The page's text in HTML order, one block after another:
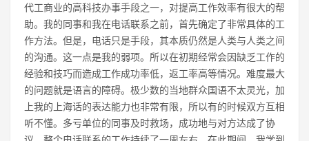
代工商业的高科技办事手段之一，对提高工作效率有很大的帮
助。我的同事和我在电话联系之前，首先确定了非常具体的工
作方法。但是，电话只是手段，其本质仍然是人类与人类之间
的沟通。这一点是我的弱项。所以在初期经常会因缺乏工作的
经验和技巧而造成工作成功率低，返工率高等情况。难度最大
的问题就是语言的障碍。极少数的当地群众国语不太灵光，加
上我的上海话的表达能力也非常有限，所以有的时候双方互相
听不懂。多亏单位的同事及时救场，成功地与对方达成了协